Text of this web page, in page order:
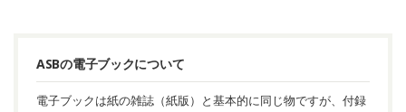
ASBの電子ブックについて
電子ブックは紙の雑誌（紙版）と基本的に同じ物ですが、付録